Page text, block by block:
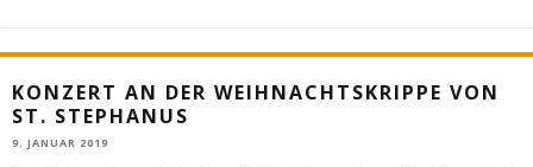
KONZERT AN DER WEIHNACHTSKRIPPE VON
ST. STEPHANUS
9. JANUAR 2019